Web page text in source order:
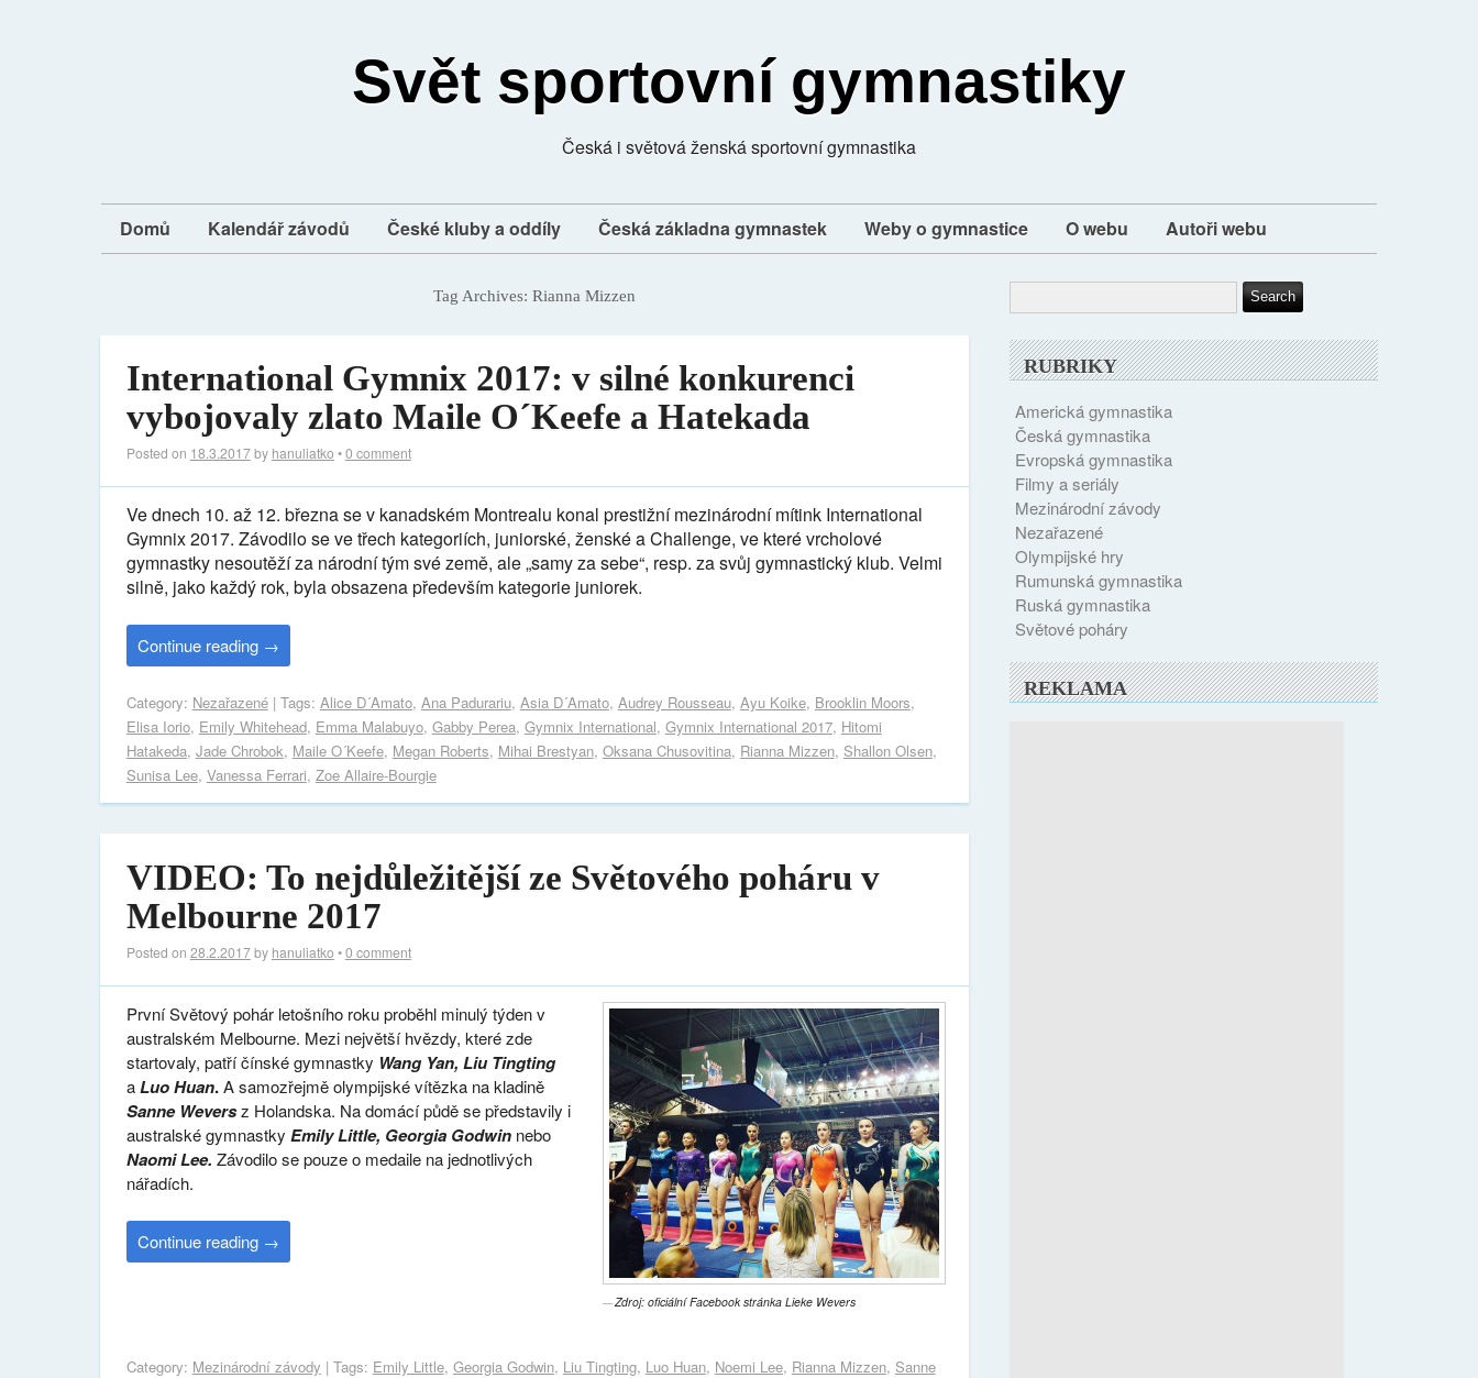
Svět sportovní gymnastiky
Česká i světová ženská sportovní gymnastika
Domů Kalendář závodů České kluby a oddíly Česká základna gymnastek Weby o gymnastice O webu Autoři webu
Tag Archives:Rianna Mizzen
International Gymnix 2017: v silné konkurenci
vybojovaly zlato Maile O´Keefe a Hatekada
Posted on 18.3.2017by hanuliatko •0 comment
Ve dnech 10. až 12. března se v kanadském Montrealu konal prestižní mezinárodní mítink International
Gymnix 2017. Závodilo se ve třech kategoriích, juniorské, ženské a Challenge, ve které vrcholové
gymnastky nesoutěží za národní tým své země, ale „samy za sebe“, resp. za svůj gymnastický klub. Velmi
silně, jako každý rok, byla obsazena především kategorie juniorek.
Continue reading →
Category: Nezařazené| Tags: Alice D´Amato, Ana Padurariu, Asia D´Amato, Audrey Rousseau, Ayu Koike, Brooklin Moors,
Elisa Iorio, Emily Whitehead, Emma Malabuyo, Gabby Perea, Gymnix International, Gymnix International 2017, Hitomi
Hatakeda, Jade Chrobok, Maile O´Keefe, Megan Roberts, Mihai Brestyan, Oksana Chusovitina, Rianna Mizzen, Shallon Olsen,
Sunisa Lee, Vanessa Ferrari, Zoe Allaire-Bourgie
VIDEO: To nejdůležitější ze Světového poháru v
Melbourne 2017
Posted on 28.2.2017by hanuliatko •0 comment
Zdroj: oficiální Facebook stránka Lieke Wevers
První Světový pohár letošního roku proběhl minulý týden v
australském Melbourne. Mezi největší hvězdy, které zde
startovaly, patří čínské gymnastky Wang Yan, Liu Tingting
aLuo Huan.A samozřejmě olympijské vítězka na kladině
Sanne Weversz Holandska. Na domácí půdě se představily i
australské gymnastky Emily Little, Georgia Godwin nebo
Naomi Lee. Závodilo se pouze o medaile na jednotlivých
nářadích.
Continue reading →
Category: Mezinárodní závody | Tags: Emily Little, Georgia Godwin, Liu Tingting, Luo Huan, Noemi Lee, Rianna Mizzen, Sanne
RUBRIKY
Americká gymnastika
Česká gymnastika
Evropská gymnastika
Filmy a seriály
Mezinárodní závody
Nezařazené
Olympijské hry
Rumunská gymnastika
Ruská gymnastika
Světové poháry
REKLAMA